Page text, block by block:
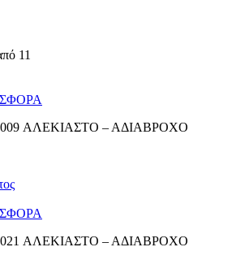
11
ΑΛΕΚΙΑΣΤΟ – ΑΔΙΑΒΡΟΧΟ
ΑΛΕΚΙΑΣΤΟ – ΑΔΙΑΒΡΟΧΟ